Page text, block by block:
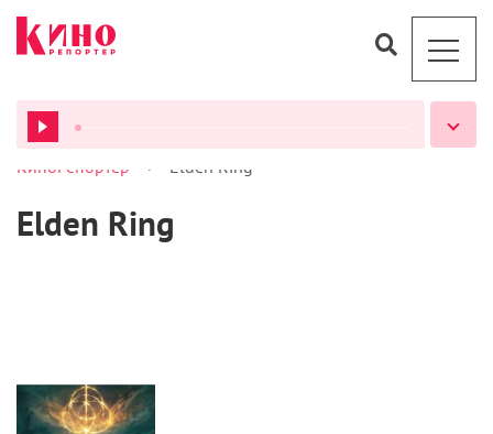
ВСЕ ПОДКАСТЫ
КиноРепортер > Elden Ring
Elden Ring